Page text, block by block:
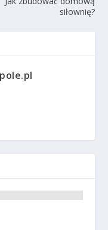
siłownię?